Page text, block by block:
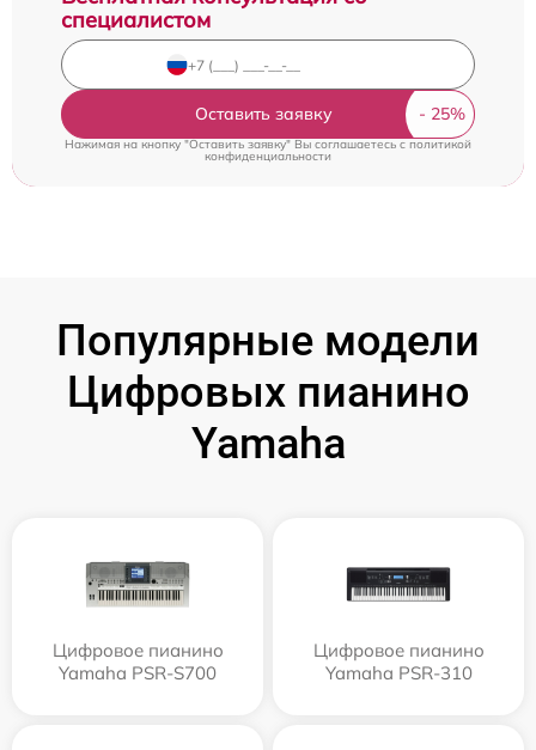
специалистом
Оставить заявку
Нажимая на кнопку "Оставить заявку" Вы соглашаетесь cполитикой
конфиденциальности
Популярные модели
Цифровых пианино
Yamaha
Цифровое пианино
Yamaha PSR-S700
Цифровое пианино
Yamaha PSR-310